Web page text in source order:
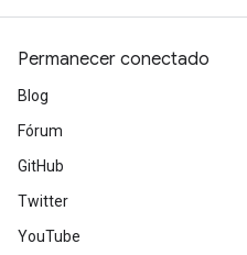
Permanecer conectado
Blog
Fórum
GitHub
Twitter
YouTube